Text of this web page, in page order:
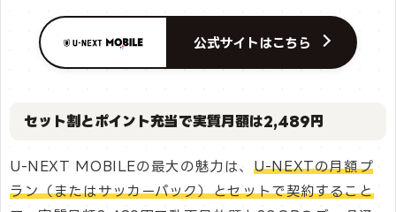
公式サイトはこちら
セット割とポイント充当で実質月額は2,489円
U-NEXT MOBILEの最大の魅力は、U-NEXTの月額プ
ラン（またはサッカーパック）とセットで契約すること